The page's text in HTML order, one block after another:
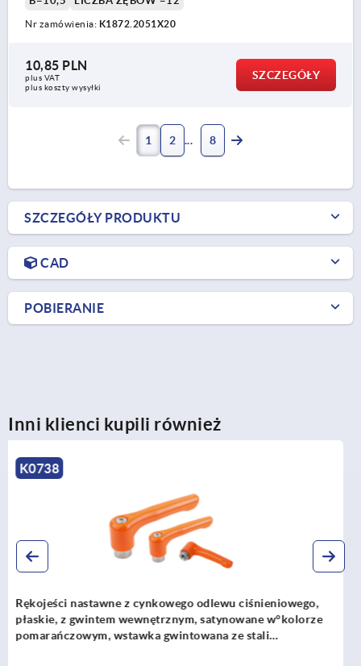
Nr zamówienia: K1872.2051X20
10,85 PLN
plus VAT
plus koszty wysyłki
SZCZEGÓŁY
1 2 8
SZCZEGÓŁY PRODUKTU
CAD
POBIERANIE
Inni klienci kupili również
K0122
Rękojeści nastawne z cynkowego odlewu ciśnieniowego z
gwintem wewnętrznym, wstawka gwintowa stalowa
oksydowana